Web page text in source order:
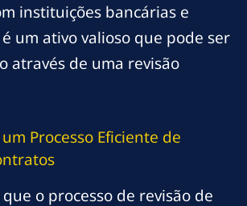
instituições bancárias e
um ativo valioso que pode ser
através de uma revisão
Processo Eficiente de
o processo de revisão de